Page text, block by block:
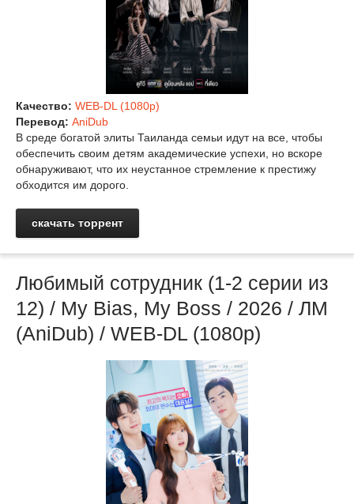
Качество: WEB-DL (1080p)
Перевод: AniDub
В среде богатой элиты Таиланда семьи идут на все, чтобы
обеспечить своим детям академические успехи, но вскоре
обнаруживают, что их неустанное стремление к престижу
обходится им дорого.
скачать торрент
Любимый сотрудник (1-2 серии из
12) / My Bias, My Boss / 2026 / ЛМ
(AniDub) / WEB-DL (1080p)